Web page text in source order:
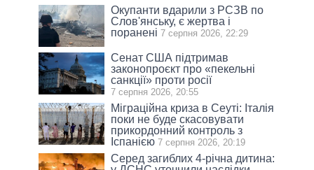
Окупанти вдарили з РСЗВ по
Слов'янську, є жертва і
поранені 7 серпня 2026, 22:29
Сенат США підтримав
законопроєкт про «пекельні
санкції» проти росії
7 серпня 2026, 20:55
Міграційна криза в Сеуті: Італія
поки не буде скасовувати
прикордонний контроль з
Іспанією 7 серпня 2026, 20:19
Серед загиблих 4-річна дитина: